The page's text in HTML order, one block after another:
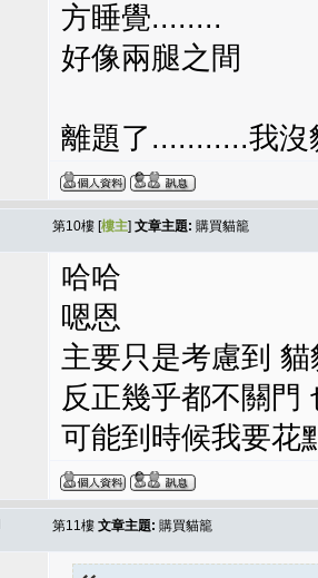
方睡覺........
好像兩腿之間
離題了...........我沒
第10樓 [樓主] 文章主題: 購買貓籠
哈哈
嗯恩
主要只是考慮到
反正幾乎都不關門
可能到時候我要花
第11樓 文章主題: 購買貓籠